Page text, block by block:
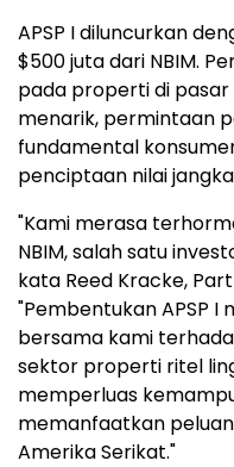
APSP I diluncurkan
$500 juta dari NBIM.
pada properti di
menarik, permintaan
fundamental
penciptaan nilai
"Kami merasa
NBIM, salah satu
kata Reed Kracke,
"Pembentukan APSP
bersama kami
sektor properti ritel
memperluas
memanfaatkan
Amerika Serikat."